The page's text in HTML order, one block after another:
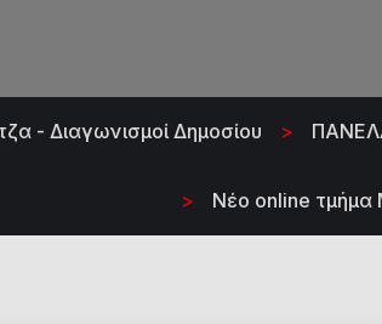
- Διαγωνισμοί Δημοσίου >
> Νέο online τμήμα